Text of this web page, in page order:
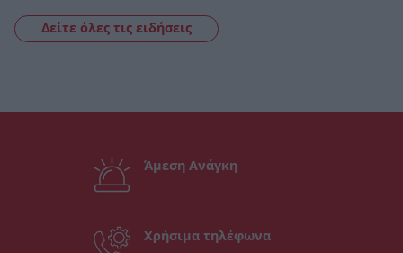
Δείτε όλες τις ειδήσεις
Άμεση Ανάγκη
Χρήσιμα τηλέφωνα